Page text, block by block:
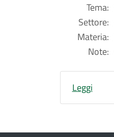
Tema:
Settore:
Materia:
Note:
Leggi